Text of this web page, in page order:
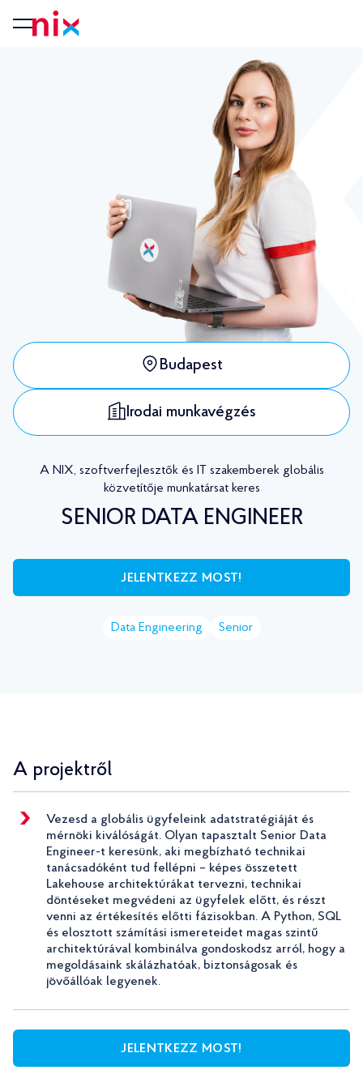
Budapest
Irodai munkavégzés
A NIX, szoftverfejlesztők és IT szakemberek globális
közvetítője munkatársat keres
SENIOR DATA ENGINEER
JELENTKEZZ MOST!
Data Engineering Senior
A projektről
Vezesd a globális ügyfeleink adatstratégiáját és
mérnöki kiválóságát. Olyan tapasztalt Senior Data
Engineer-t keresünk, aki megbízható technikai
tanácsadóként tud fellépni – képes összetett
Lakehouse architektúrákat tervezni, technikai
döntéseket megvédeni az ügyfelek előtt, és részt
venni az értékesítés előtti fázisokban. A Python, SQL
és elosztott számítási ismereteidet magas szintű
architektúrával kombinálva gondoskodsz arról, hogy a
megoldásaink skálázhatóak, biztonságosak és
jövőállóak legyenek.
JELENTKEZZ MOST!